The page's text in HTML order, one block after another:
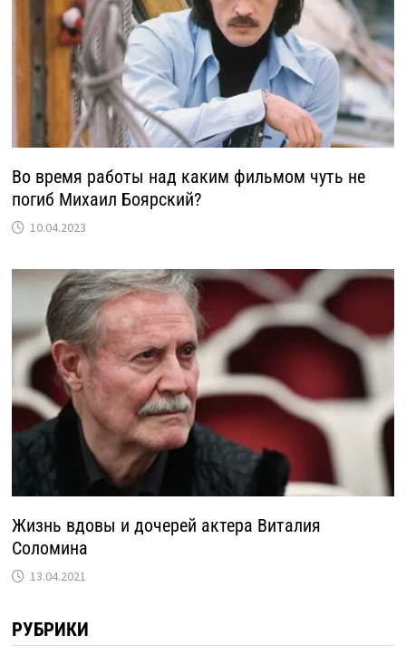
Во время работы над каким фильмом чуть не
погиб Михаил Боярский?
10.04.2023
Жизнь вдовы и дочерей актера Виталия
Соломина
13.04.2021
РУБРИКИ